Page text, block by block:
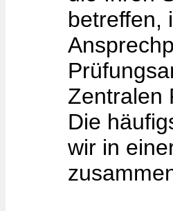
betreffen,
Zentralen
Die
wir in